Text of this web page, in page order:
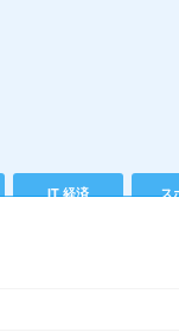
IT 経済 ス